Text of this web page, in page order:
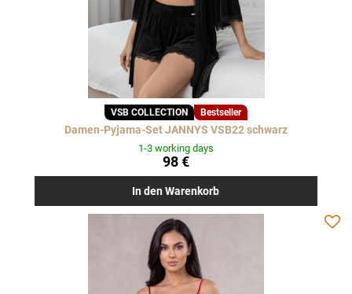
VSB COLLECTION Bestseller
Damen-Pyjama-Set JANNYS VSB22 schwarz
1-3 working days
98 €
In den Warenkorb